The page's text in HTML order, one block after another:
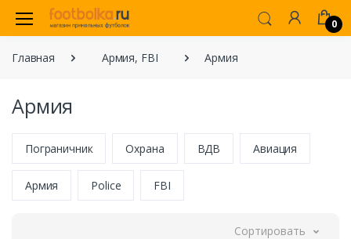
0
Главная Армия, FBI Армия
Армия
Пограничник Охрана ВДВ Авиация
Армия Police FBI
Сортировать